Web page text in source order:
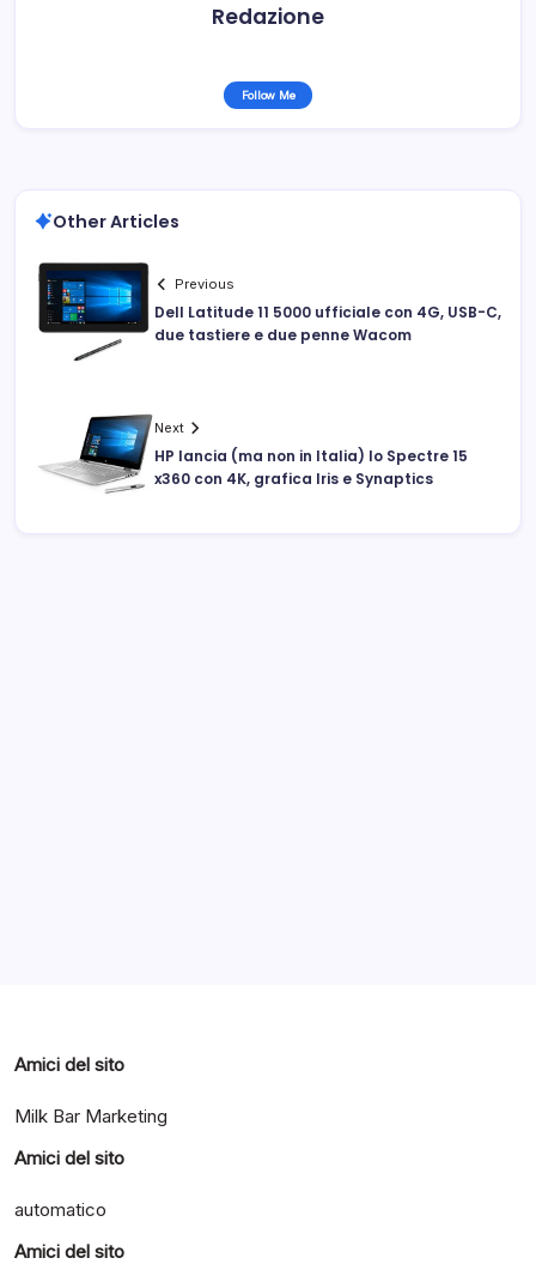
Redazione
Follow Me
Other Articles
Previous
Dell Latitude 11 5000 ufficiale con 4G, USB-C,
due tastiere e due penne Wacom
Next
HP lancia (ma non in Italia) lo Spectre 15
x360 con 4K, grafica Iris e Synaptics
Amici del sito
Milk Bar Marketing
Amici del sito
automatico
Amici del sito